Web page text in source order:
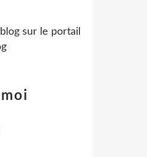
sur le portail